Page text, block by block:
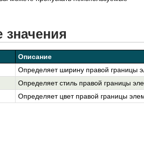
Описание
Определяет ширину правой границы
Определяет стиль правой границы
Определяет цвет правой границы